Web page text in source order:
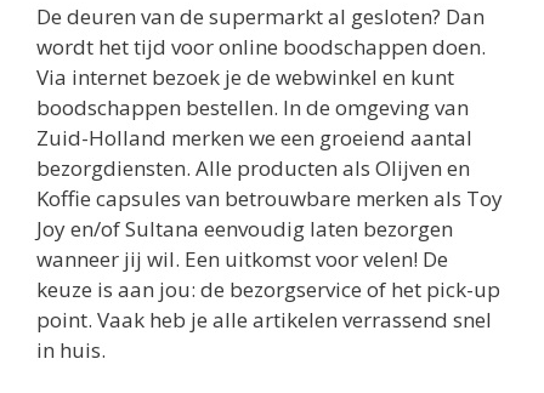
De deuren van de supermarkt al gesloten? Dan
wordt het tijd voor online boodschappen doen.
Via internet bezoek je de webwinkel en kunt
boodschappen bestellen. In de omgeving van
Zuid-Holland merken we een groeiend aantal
bezorgdiensten. Alle producten als Olijven en
Koffie capsules van betrouwbare merken als Toy
Joy en/of Sultana eenvoudig laten bezorgen
wanneer jij wil. Een uitkomst voor velen! De
keuze is aan jou: de bezorgservice of het pick-up
point. Vaak heb je alle artikelen verrassend snel
in huis.